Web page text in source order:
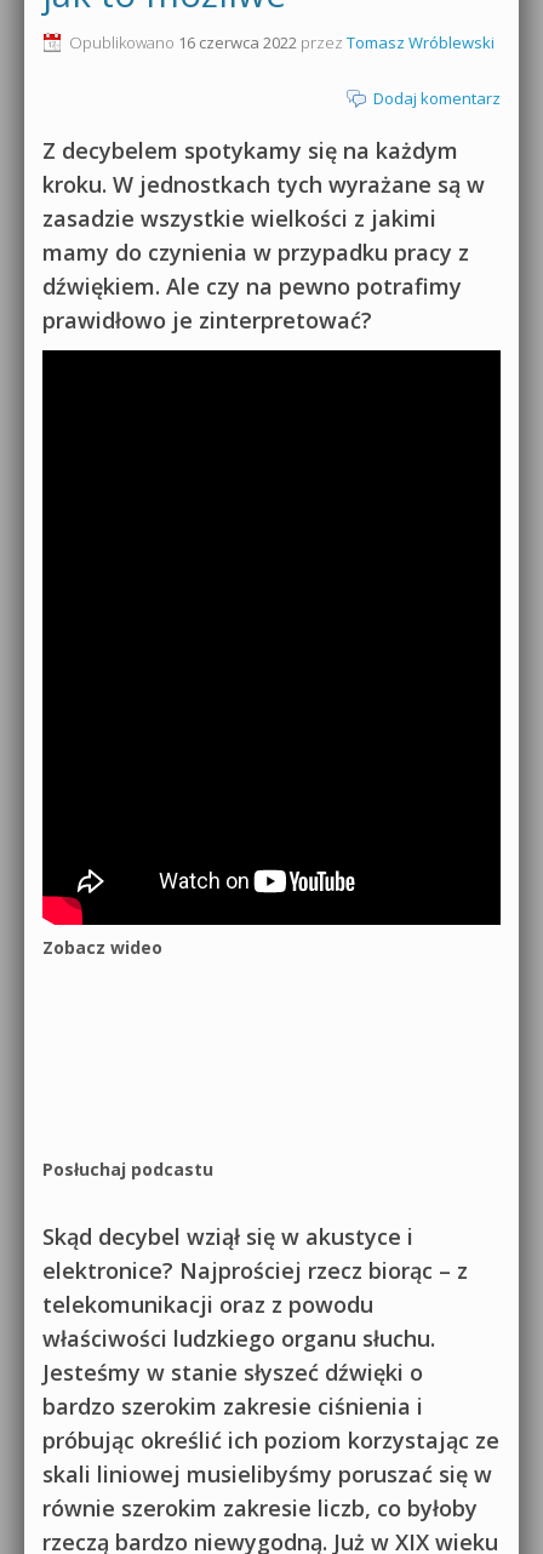
Produkcja muzyczna od podstaw
Sound Forge od podstaw
Dubstep z syntezatorem Massive
Kontakt 5 Kompendium
Pakiety
0dB.pl - informacje
Materiały dla mediów
Archiwum aktualności
Polityka prywatności
Regulamin
Opublikowano 16 czerwca 2022 przez Tomasz Wróblewski
Dodaj komentarz
Z decybelem spotykamy się na każdym
kroku. W jednostkach tych wyrażane są w
zasadzie wszystkie wielkości z jakimi
mamy do czynienia w przypadku pracy z
dźwiękiem. Ale czy na pewno potrafimy
prawidłowo je zinterpretować?
Zobacz wideo
Posłuchaj podcastu
Skąd decybel wziął się w akustyce i
elektronice? Najprościej rzecz biorąc – z
telekomunikacji oraz z powodu
właściwości ludzkiego organu słuchu.
Jesteśmy w stanie słyszeć dźwięki o
bardzo szerokim zakresie ciśnienia i
próbując określić ich poziom korzystając ze
skali liniowej musielibyśmy poruszać się w
równie szerokim zakresie liczb, co byłoby
rzeczą bardzo niewygodną. Już w XIX wieku